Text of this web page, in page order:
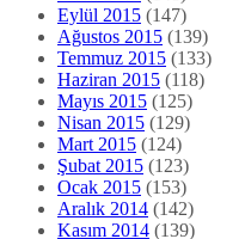
Eylül 2015 (147)
Ağustos 2015 (139)
Temmuz 2015 (133)
Haziran 2015 (118)
Mayıs 2015 (125)
Nisan 2015 (129)
Mart 2015 (124)
Şubat 2015 (123)
Ocak 2015 (153)
Aralık 2014 (142)
Kasım 2014 (139)